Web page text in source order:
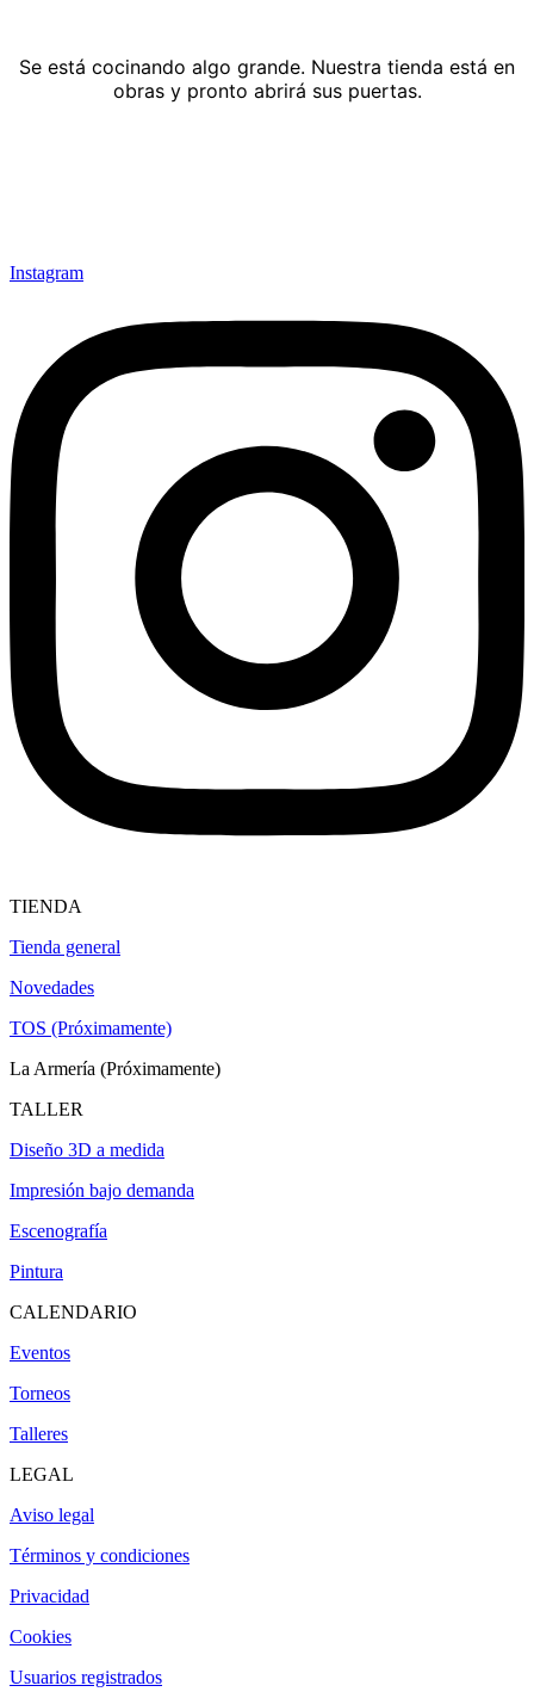
Se está cocinando algo grande. Nuestra tienda está en
obras y pronto abrirá sus puertas.
Instagram
TIENDA
Tienda general
Novedades
TOS (Próximamente)
La Armería (Próximamente)
TALLER
Diseño 3D a medida
Impresión bajo demanda
Escenografía
Pintura
CALENDARIO
Eventos
Torneos
Talleres
LEGAL
Aviso legal
Términos y condiciones
Privacidad
Cookies
Usuarios registrados